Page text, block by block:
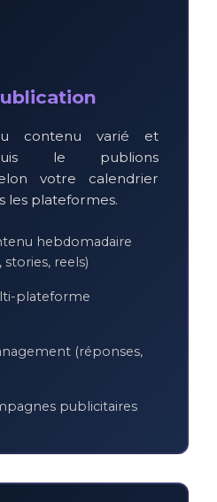
contenu varié et
le publions
votre calendrier
les plateformes.
hebdomadaire
reels)
plateforme
(réponses,
publicitaires